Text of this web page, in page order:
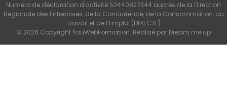
Numéro de déclaration d'activité 52440827344 auprès de la Direction
Régionale des Entreprises, de la Concurrence, de la Consommation, du
Travail et de l’Emploi (DIRECTE)
© 2026 Copyright YouWebFormation. Réalisé par Dream me up